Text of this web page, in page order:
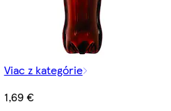
Viac z kategórie
1,69 €